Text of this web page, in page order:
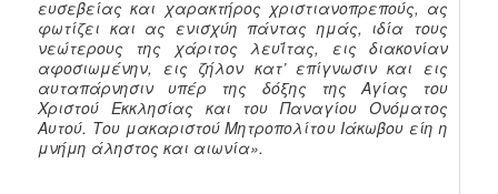
ευσεβείας και χαρακτήρος χριστιανοπρεπούς, ας
φωτίζει και ας ενισχύη πάντας ημάς, ιδία τους
νεώτερους της χάριτος λευΐτας, εις διακονίαν
αφοσιωμένην, εις ζήλον κατ’ επίγνωσιν και εις
αυταπάρνησιν υπέρ της δόξης της Αγίας του
Χριστού Εκκλησίας και του Παναγίου Ονόματος
Αυτού. Του μακαριστού Μητροπολίτου Ιάκωβου είη η
μνήμη άληστος και αιωνία».